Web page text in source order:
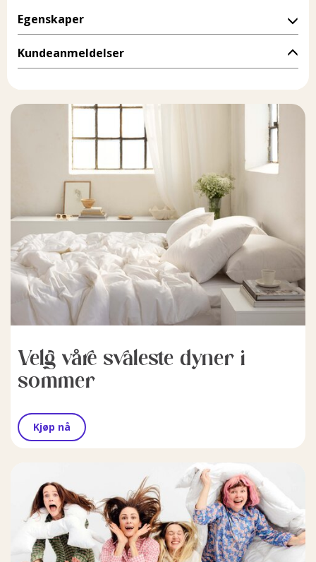
Egenskaper
Kundeanmeldelser
Velg våre svaleste dyner i
sommer
Kjøp nå